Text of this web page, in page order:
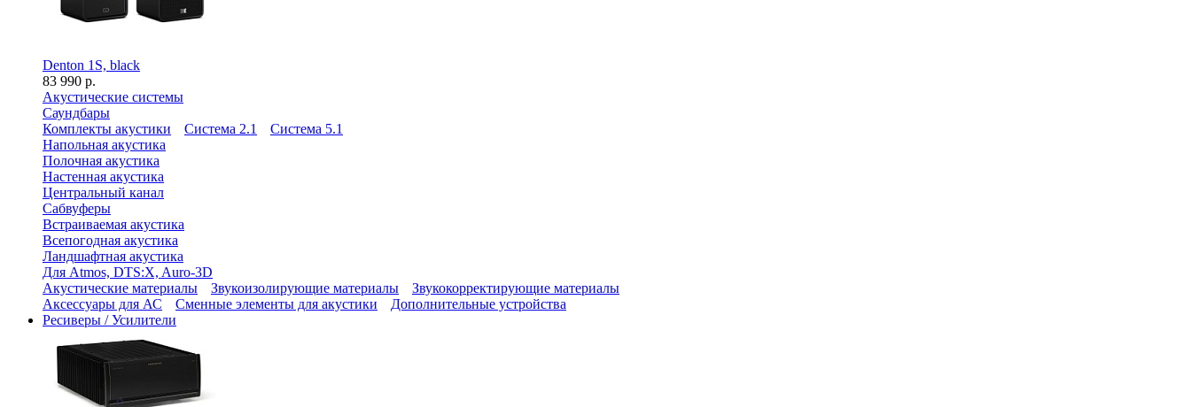
Denton 1S, black
83 990 р.
Акустические системы
Саундбары
Комплекты акустики
Система 2.1
Система 5.1
Напольная акустика
Полочная акустика
Настенная акустика
Центральный канал
Сабвуферы
Встраиваемая акустика
Всепогодная акустика
Ландшафтная акустика
Для Atmos, DTS:X, Auro-3D
Акустические материалы
Звукоизолирующие материалы
Звукокорректирующие материалы
Аксессуары для АС
Сменные элементы для акустики
Дополнительные устройства
Ресиверы / Усилители